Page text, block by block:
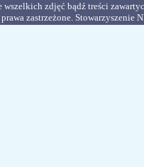
zdjęć bądź treści
zastrzeżone. Stowarzyszenie